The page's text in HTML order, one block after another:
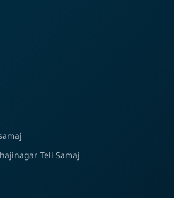
Teli Samaj